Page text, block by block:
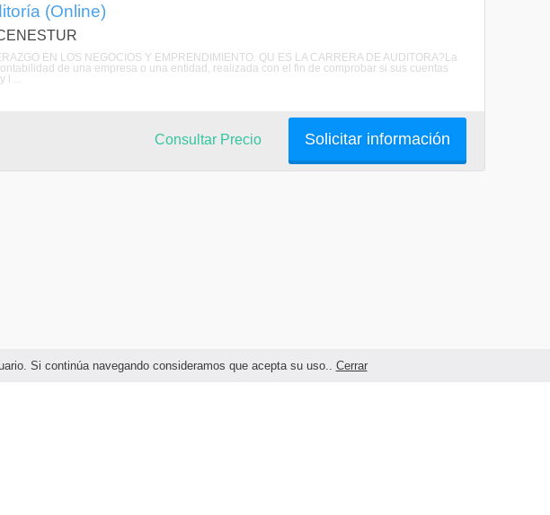
Si continúa navegando consideramos que acepta su uso.. Cerrar
(Online)
EN LOS NEGOCIOS Y EMPRENDIMIENTO. QU ES LA CARRERA DE AUDITORA?La
de una empresa o una entidad, realizada con el fin de comprobar si sus cuentas
l ...
Solicitar información
Consultar Precio